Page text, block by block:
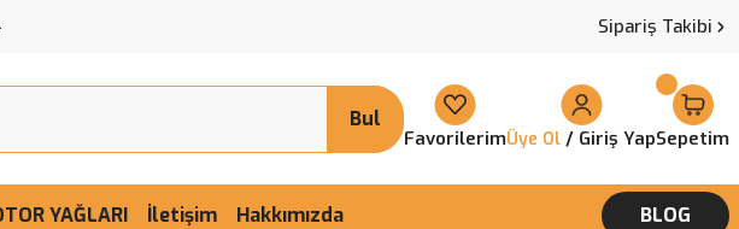
Sipariş Takibi
Bul
FavorilerimÜye Ol / Giriş YapSepetim
YAĞLARI İletişim Hakkımızda BLOG